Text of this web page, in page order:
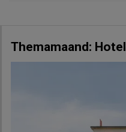
Themamaand: